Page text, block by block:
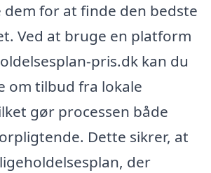
dem for at finde den bedste
Ved at bruge en platform
pris.dk kan du
om tilbud fra lokale
gør processen både
Dette sikrer, at
der